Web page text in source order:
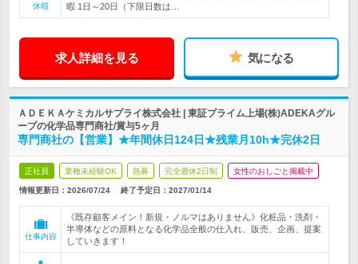
休暇
暇 1日～20日（下限日数は…
求人詳細を見る 気になる
ＡＤＥＫＡケミカルサプライ株式会社 | 東証プライム上場(株)ADEKAグル
ープの化学品専門商社/賞与5ヶ月
専門商社の【営業】★年間休日124日★残業月10h★完休2日
正社員 業種未経験OK 急募 完全週休2日制 女性のおしごと掲載中
情報更新日：2026/07/24 終了予定日： 2027/01/14
仕事内容
《既存顧客メイン！新規・ノルマはありません》化粧品・洗剤・
半導体などの原料となる化学品全般の仕入れ、販売、企画、提案
していきます！